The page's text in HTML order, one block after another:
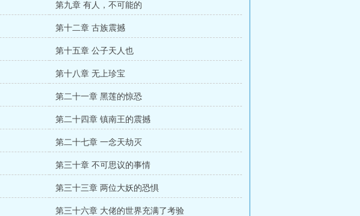
第九章 有人，不可能的
第十二章 古族震撼
第十五章 公子天人也
第十八章 无上珍宝
第二十一章 黑莲的惊恐
第二十四章 镇南王的震撼
第二十七章 一念天劫灭
第三十章 不可思议的事情
第三十三章 两位大妖的恐惧
第三十六章 大佬的世界充满了考验